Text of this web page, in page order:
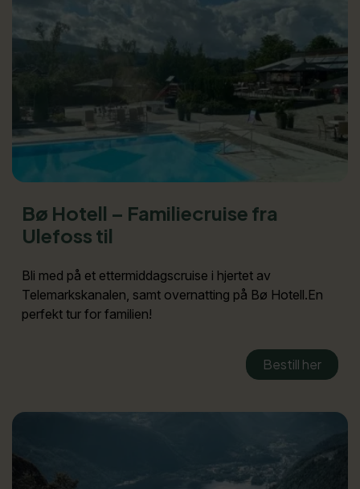
Bø Hotell – Familiecruise fra
Ulefoss til
Bli med på et ettermiddagscruise i hjertet av
Telemarkskanalen, samt overnatting på Bø Hotell.En
perfekt tur for familien!
Bestill her